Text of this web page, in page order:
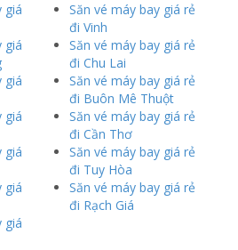
giá
Săn vé máy bay giá rẻ
đi Vinh
giá
Săn vé máy bay giá rẻ
đi Chu Lai
giá
Săn vé máy bay giá rẻ
đi Buôn Mê Thuột
giá
Săn vé máy bay giá rẻ
đi Cần Thơ
giá
Săn vé máy bay giá rẻ
đi Tuy Hòa
giá
Săn vé máy bay giá rẻ
đi Rạch Giá
giá